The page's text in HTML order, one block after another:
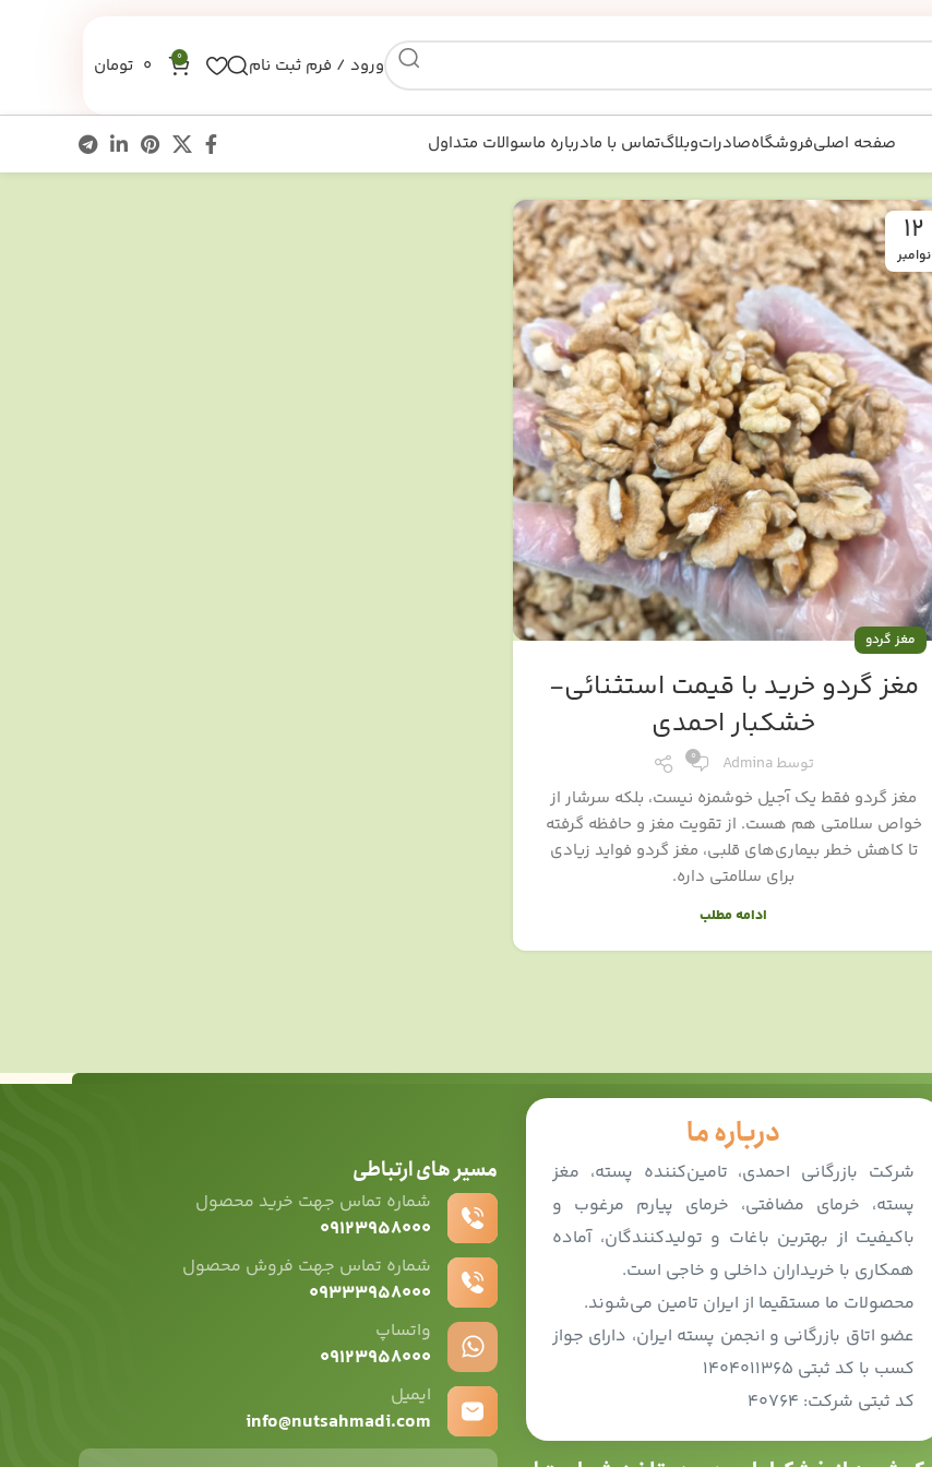
ورود / فرم ثبت نام 0
0 تومان
صفحه اصلیفروشگاهصادراتوبلاگتماس با مادرباره ماسوالات متداول
12
نوامبر
مغز گردو
مغز گردو خرید با قیمت استثنائی-
خشکبار احمدی
توسطAdmina
0
مغز گردو فقط یک آجیل خوشمزه نیست، بلکه سرشار از
خواص سلامتی هم هست. از تقویت مغز و حافظه گرفته
تا کاهش خطر بیماری‌های قلبی، مغز گردو فواید زیادی
برای سلامتی داره.
ادامه مطلب
درباره ما
شرکت بازرگانی احمدی، تامین‌کننده پسته، مغز
پسته، خرمای مضافتی، خرمای پیارم مرغوب و
باکیفیت از بهترین باغات و تولیدکنندگان، آماده
همکاری با خریداران داخلی و خاجی است.
محصولات ما مستقیما از ایران تامین می‌شوند.
عضو اتاق بازرگانی و انجمن پسته ایران، دارای جواز
کسب با کد ثبتی ۱۴۰۴۰۱۱۳۶۵
کد ثبتی شرکت: ۴۰۷۶۴
مسیر های ارتباطی
شماره تماس جهت خرید محصول
۰۹۱۲۳۹۵۸۰۰۰
شماره تماس جهت فروش محصول
۰۹۳۳۳۹۵۸۰۰۰
واتساپ
۰۹12۳۹۵۸۰۰۰
ایمیل
info@nutsahmadi.com